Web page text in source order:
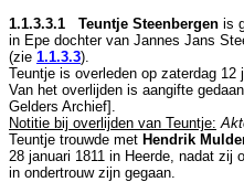
1.1.3.3.1 Teuntje Steenbergen is
in Epe dochter van Jannes Jans
(zie 1.1.3.3).
Teuntje is overleden op zaterdag 12
Van het overlijden is aangifte
Gelders Archief].
Notitie bij overlijden van Teuntje:
Teuntje trouwde met Hendrik
28 januari 1811 in Heerde , nadat zij
in ondertrouw zijn gegaan.